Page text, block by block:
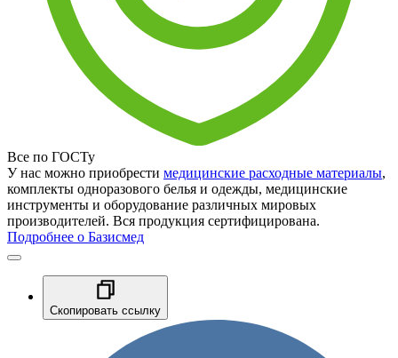
Все по ГОСТу
У нас можно приобрести медицинские расходные материалы,
комплекты одноразового белья и одежды, медицинские
инструменты и оборудование различных мировых
производителей. Вся продукция сертифицирована.
Подробнее о Базисмед
Скопировать ссылку